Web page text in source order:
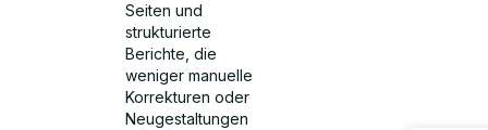
Seiten und
strukturierte
Berichte, die
weniger manuelle
Korrekturen oder
Neugestaltungen